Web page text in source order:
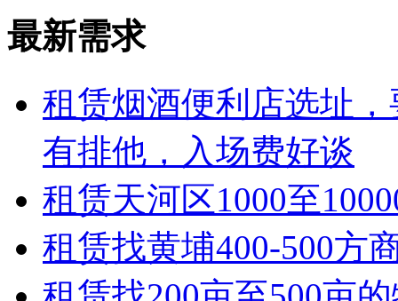
最新需求
租赁烟酒便利店选址
有排他，入场费好谈
租赁天河区1000至
租赁找黄埔400-500方